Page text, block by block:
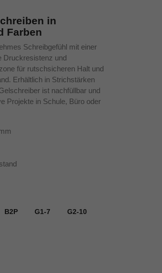
in
Farben
Schreibgefühl mit einer
Druckresistenz und
für rutschsicheren Halt und
Erhältlich in Strichstärken
ist nachfüllbar und
Projekte in Schule, Büro oder
B2P G1-7 G2-10